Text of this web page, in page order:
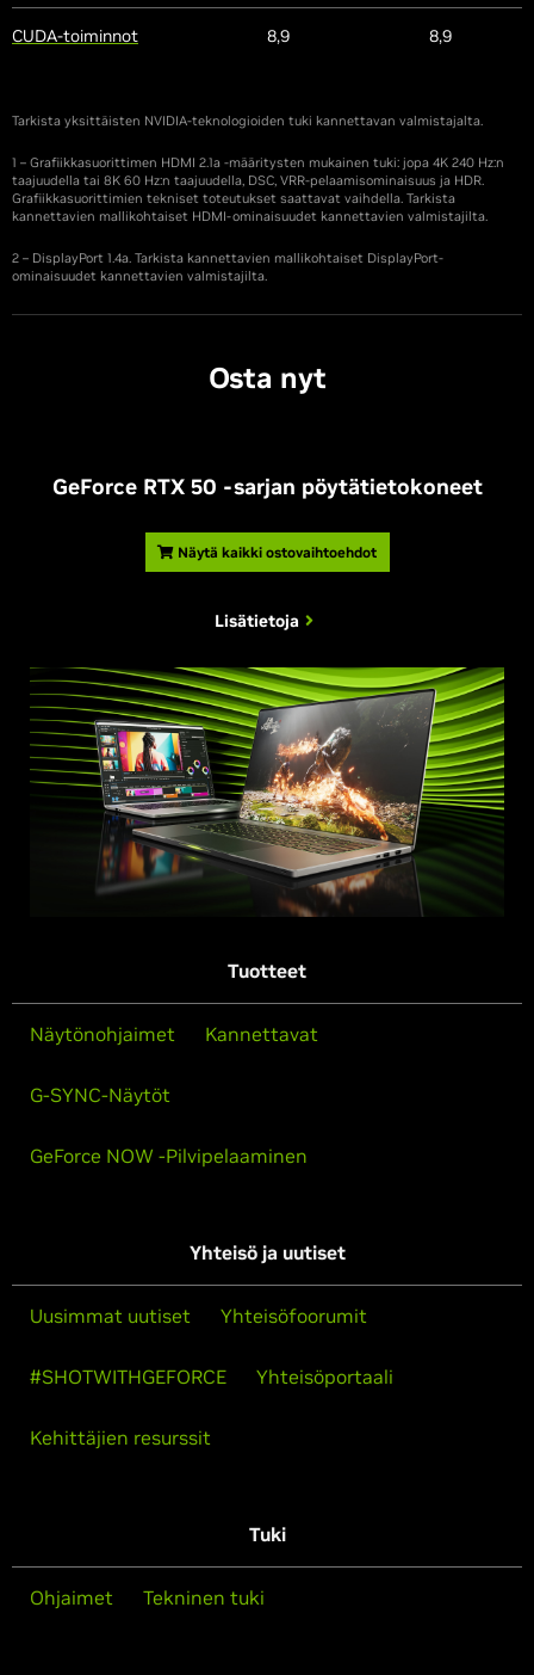
CUDA-toiminnot 8,9 8,9
Tarkista yksittäisten NVIDIA-teknologioiden tuki kannettavan valmistajalta.
1 – Grafiikkasuorittimen HDMI 2.1a -määritysten mukainen tuki: jopa 4K 240 Hz:n
taajuudella tai 8K 60 Hz:n taajuudella, DSC, VRR-pelaamisominaisuus ja HDR.
Grafiikkasuorittimien tekniset toteutukset saattavat vaihdella. Tarkista
kannettavien mallikohtaiset HDMI-ominaisuudet kannettavien valmistajilta.
2 – DisplayPort 1.4a. Tarkista kannettavien mallikohtaiset DisplayPort-
ominaisuudet kannettavien valmistajilta.
Osta nyt
GeForce RTX 50 -sarjan pöytätietokoneet
Näytä kaikki ostovaihtoehdot
Lisätietoja
Tuotteet
Näytönohjaimet Kannettavat
G-SYNC-Näytöt
GeForce NOW -Pilvipelaaminen
Yhteisö ja uutiset
Uusimmat uutiset Yhteisöfoorumit
#SHOTWITHGEFORCE Yhteisöportaali
Kehittäjien resurssit
Tuki
Ohjaimet Tekninen tuki